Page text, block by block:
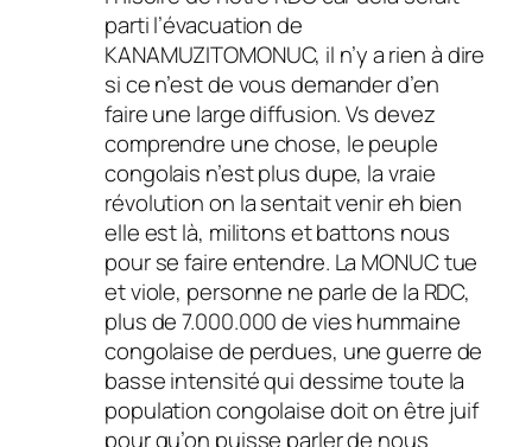
parti l’évacuation de
KANAMUZITOMONUC, il n’y a rien à dire
si ce n’est de vous demander d’en
faire une large diffusion. Vs devez
comprendre une chose, le peuple
congolais n’est plus dupe, la vraie
révolution on la sentait venir eh bien
elle est là, militons et battons nous
pour se faire entendre. La MONUC tue
et viole, personne ne parle de la RDC,
plus de 7.000.000 de vies hummaine
congolaise de perdues, une guerre de
basse intensité qui dessime toute la
population congolaise doit on être juif
pour qu’on puisse parler de nous